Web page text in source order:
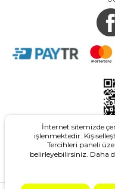
-
İnternet sitemizde
işlenmektedir.
Tercihleri paneli
belirleyebilirsiniz. Daha